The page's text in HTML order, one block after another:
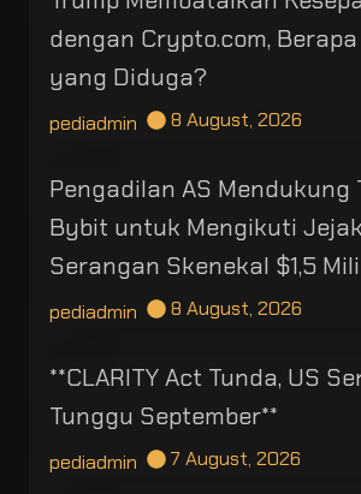
dengan Crypto.com,
yang Diduga?
pediadmin 8 August, 2026
Pengadilan AS Mendukung
Bybit untuk Mengikuti
Serangan Skenekal $1,5
pediadmin 8 August, 2026
**CLARITY Act Tunda, US
Tunggu September**
pediadmin 7 August, 2026